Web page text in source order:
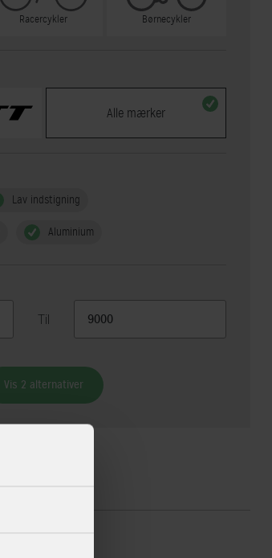
Racercykler Børnecykler
Alle mærker
Lav indstigning
Aluminium
Til
Vis 2 alternativer